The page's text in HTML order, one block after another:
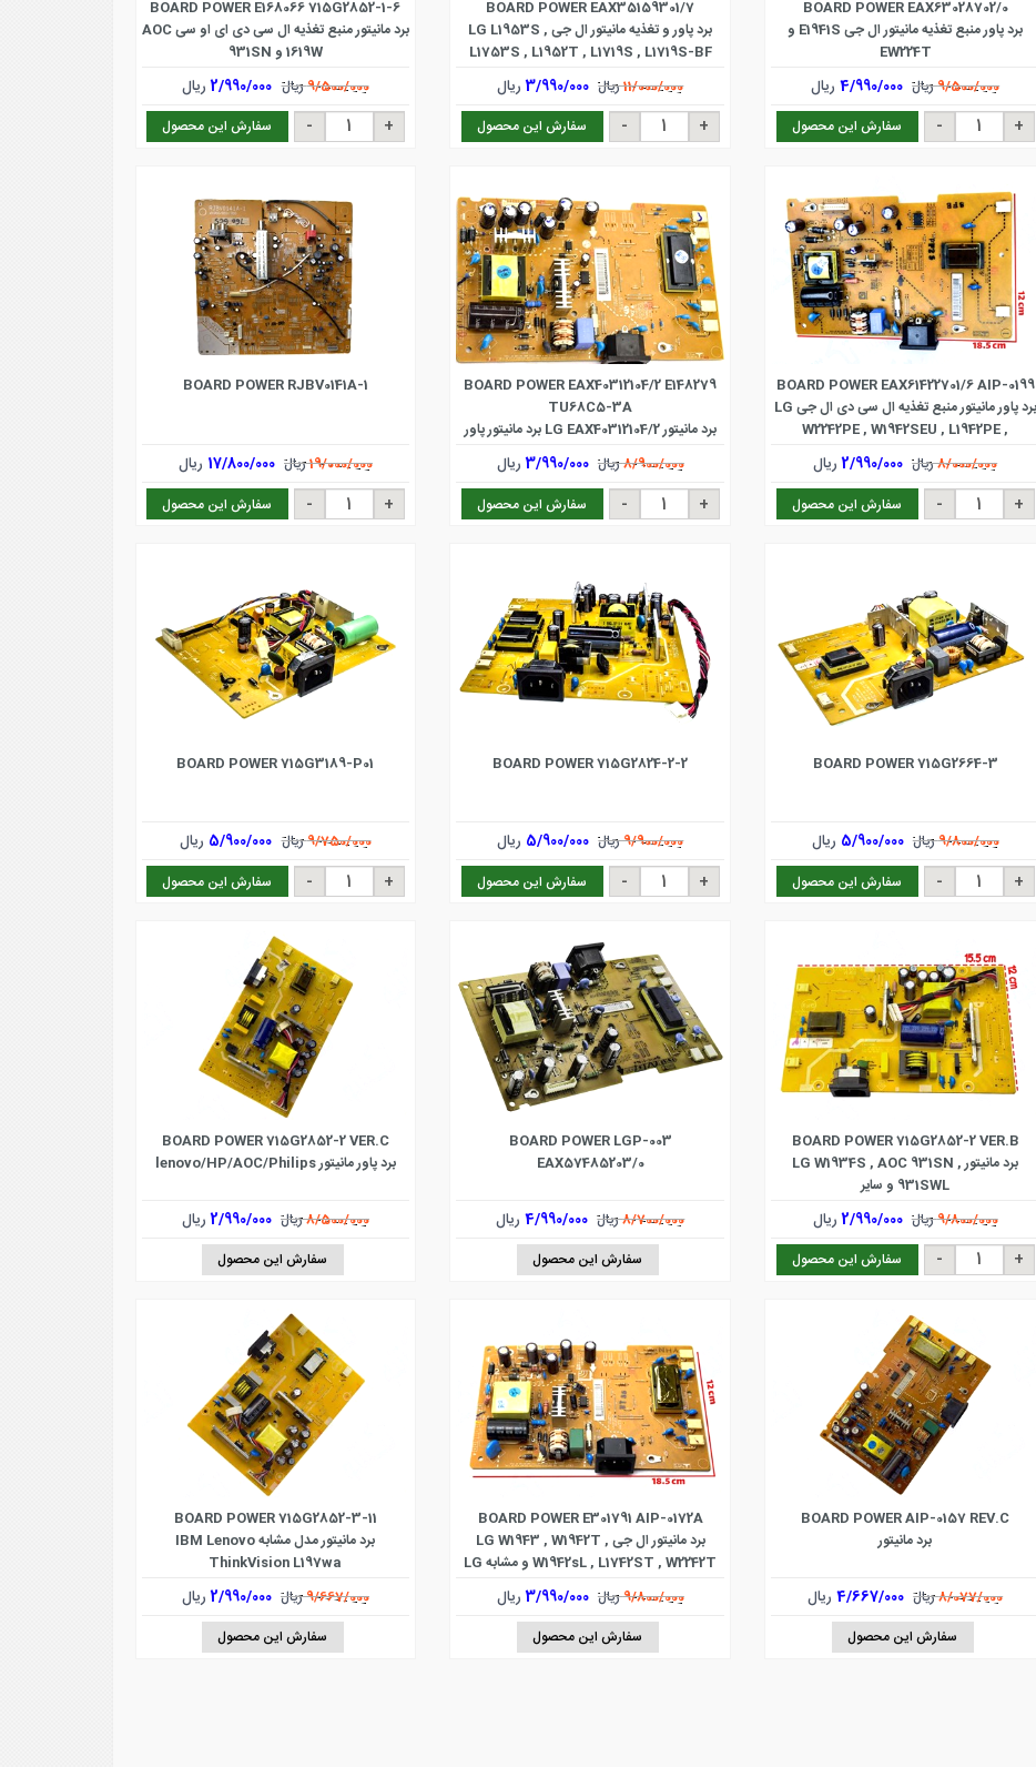
BOARD POWER EAX63028702/0
برد پاور منبع تغذیه مانیتور ال جی E1941S و
EW224T
9/500/000ریال 4/990/000ریال
سفارش این محصول
BOARD POWER EAX35159301/7
برد پاور و تغذیه مانیتور ال جی LG L1953S ,
L1753S , L1952T , L1719S , L1719S-BF
11/000/000ریال 3/990/000ریال
سفارش این محصول
BOARD POWER E168066 715G2852-1-6
برد مانیتور منبع تغذیه ال سی دی ای او سی AOC
1619W و 931SN
9/500/000ریال 2/990/000ریال
سفارش این محصول
BOARD POWER EAX61422701/6 AIP-0199
برد پاور مانیتور منبع تغذیه ال سی دی ال جی LG
W2242PE , W1942SEU , L1942PE ,
L1742SEU , W1942SE-BF و سایر
8/000/000ریال 2/990/000ریال
سفارش این محصول
BOARD POWER EAX40312104/2 E148279
TU68C5-3A
برد مانیتور LG EAX40312104/2 برد مانیتور پاور
تغذیه مانیتور ال جی
8/900/000ریال 3/990/000ریال
سفارش این محصول
BOARD POWER RJBV0141A-1
19/000/000ریال 17/800/000 ریال
سفارش این محصول
BOARD POWER 715G2664-3
9/800/000ریال 5/900/000 ریال
سفارش این محصول
BOARD POWER 715G2824-2-2
9/900/000ریال 5/900/000 ریال
سفارش این محصول
BOARD POWER 715G3189-P01
9/750/000ریال 5/900/000 ریال
سفارش این محصول
BOARD POWER 715G2852-2 VER.B
برد مانیتور LG W1934S , AOC 931SN ,
931SWL و سایر
9/800/000ریال 2/990/000ریال
سفارش این محصول
BOARD POWER LGP-003
EAX57485203/0
8/700/000ریال 4/990/000ریال
سفارش این محصول
BOARD POWER 715G2852-2 VER.C
برد پاور مانیتور lenovo/HP/AOC/Philips
8/500/000ریال 2/990/000ریال
سفارش این محصول
BOARD POWER AIP-0157 REV.C
برد مانیتور
8/077/000ریال 4/667/000ریال
سفارش این محصول
BOARD POWER E301791 AIP-0172A
برد مانیتور ال جی LG W1943 , W1942T ,
W1942sL , L1742ST , W2242T و مشابه LG
W2042S , L1942C
9/800/000ریال 3/990/000ریال
سفارش این محصول
BOARD POWER 715G2852-3-11
برد مانیتور مدل مشابه IBM Lenovo
ThinkVision L197wa
9/667/000ریال 2/990/000ریال
سفارش این محصول